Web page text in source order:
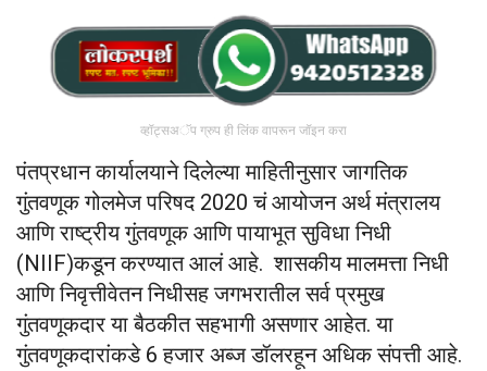
व्हॉट्सअॅप ग्रुप ही लिंक वापरून जॉइन करा
पंतप्रधान कार्यालयाने दिलेल्या माहितीनुसार जागतिक
गुंतवणूक गोलमेज परिषद 2020 चं आयोजन अर्थ मंत्रालय
आणि राष्ट्रीय गुंतवणूक आणि पायाभूत सुविधा निधी
(NIIF)कडून करण्यात आलं आहे. शासकीय मालमत्ता निधी
आणि निवृत्तीवेतन निधीसह जगभरातील सर्व प्रमुख
गुंतवणूकदार या बैठकीत सहभागी असणार आहेत. या
गुंतवणूकदारांकडे 6 हजार अब्ज डॉलरहून अधिक संपत्ती आहे.